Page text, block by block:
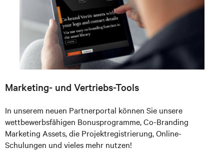
Marketing- und Vertriebs-Tools
In unserem neuen Partnerportal können Sie unsere
wettbewerbsfähigen Bonusprogramme, Co-Branding
Marketing Assets, die Projektregistrierung, Online-
Schulungen und vieles mehr nutzen!